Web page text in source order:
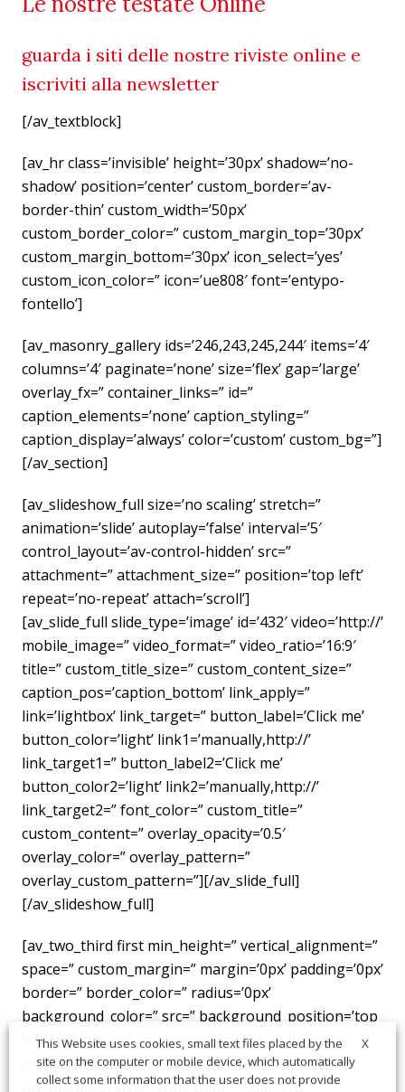
guarda i siti delle nostre riviste online e
iscriviti alla newsletter
[/av_textblock]
[av_hr class=’invisible’ height=’30px’ shadow=’no-
shadow’ position=’center’ custom_border=’av-
border-thin’ custom_width=’50px’
custom_border_color=” custom_margin_top=’30px’
custom_margin_bottom=’30px’ icon_select=’yes’
custom_icon_color=” icon=’ue808′ font=’entypo-
fontello’]
[av_masonry_gallery ids=’246,243,245,244′ items=’4′
columns=’4′ paginate=’none’ size=’flex’ gap=’large’
overlay_fx=” container_links=” id=”
caption_elements=’none’ caption_styling=”
caption_display=’always’ color=’custom’ custom_bg=”]
[/av_section]
[av_slideshow_full size=’no scaling’ stretch=”
animation=’slide’ autoplay=’false’ interval=’5′
control_layout=’av-control-hidden’ src=”
attachment=” attachment_size=” position=’top left’
repeat=’no-repeat’ attach=’scroll’]
[av_slide_full slide_type=’image’ id=’432′ video=’http://’
mobile_image=” video_format=” video_ratio=’16:9′
title=” custom_title_size=” custom_content_size=”
caption_pos=’caption_bottom’ link_apply=”
link=’lightbox’ link_target=” button_label=’Click me’
button_color=’light’ link1=’manually,http://’
link_target1=” button_label2=’Click me’
button_color2=’light’ link2=’manually,http://’
link_target2=” font_color=” custom_title=”
custom_content=” overlay_opacity=’0.5′
overlay_color=” overlay_pattern=”
overlay_custom_pattern=”][/av_slide_full]
[/av_slideshow_full]
[av_two_third first min_height=” vertical_alignment=”
space=” custom_margin=” margin=’0px’ padding=’0px’
border=” border_color=” radius=’0px’
background_color=” src=” background_position=’top
left’ background_repeat=’no-repeat’ animation=”
mobile_display=”]
[av_textblock size=” font_color=” color=”]
X
This Website uses cookies, small text files placed by the
site on the computer or mobile device, which automatically
collect some information that the user does not provide